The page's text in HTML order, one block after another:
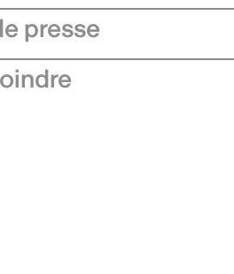
presse
de presse